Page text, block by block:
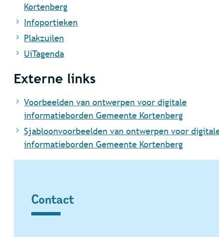
Kortenberg
Infoportieken
Plakzuilen
UiTagenda
Externe links
Voorbeelden van ontwerpen voor digitale
informatieborden Gemeente Kortenberg
Sjabloonvoorbeelden van ontwerpen voor
informatieborden Gemeente Kortenberg
Contact